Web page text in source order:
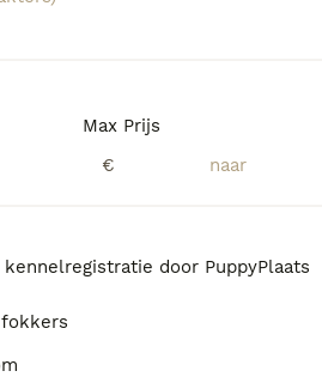
Max Prijs
€
kennelregistratie door PuppyPlaats
Terriër Pups te
wil zien voor deze
sla dan je zoekopdracht op en